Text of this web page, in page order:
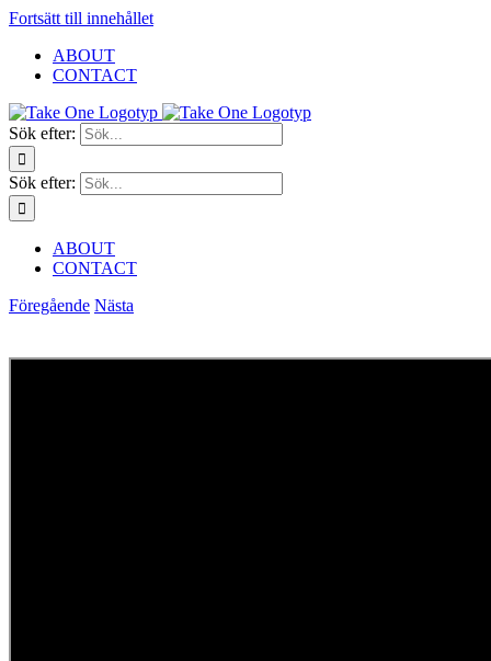
Fortsätt till innehållet
ABOUT
CONTACT
Sök efter:
Sök efter:
ABOUT
CONTACT
Föregående Nästa